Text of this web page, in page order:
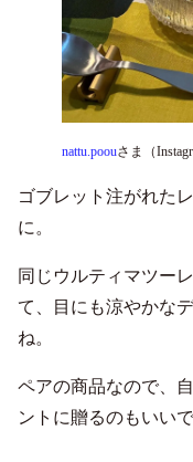
nattu.poouさま（
ゴブレット注がれた
に。
同じウルティマツー
て、目にも涼やかな
ね。
ペアの商品なので、
ントに贈るのもいいで